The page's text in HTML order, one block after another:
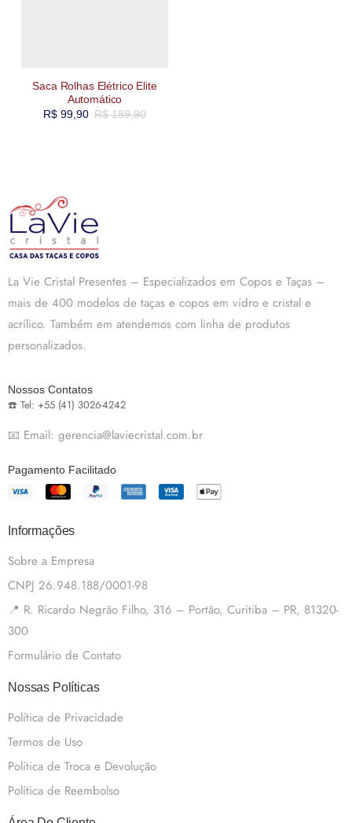
Saca Rolhas Elétrico Elite
Automático
R$189,90
R$99,90
La Vie Cristal Presentes – Especializados em Copos e Taças –
mais de 400 modelos de taças e copos em vidro e cristal e
acrílico. Também em atendemos com linha de produtos
personalizados.
Nossos Contatos
☎️ Tel: +55 (41) 3026-4242
📧 Email: gerencia@laviecristal.com.br
Pagamento Facilitado
Informações
Sobre a Empresa
CNPJ 26.948.188/0001-98
📍 R. Ricardo Negrão Filho, 316 – Portão, Curitiba – PR, 81320-
300
Formulário de Contato
Nossas Políticas
Política de Privacidade
Termos de Uso
Política de Troca e Devolução
Política de Reembolso